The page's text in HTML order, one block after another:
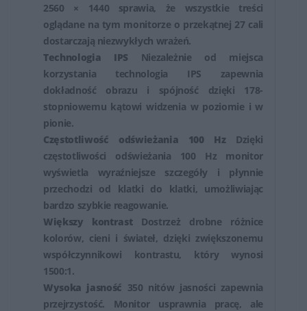
różnych zastosowań. Oferują one szeroki wybór opcji,
które mogą spełnić oczekiwania zarówno zwykłych
użytkowników, jak i profesjonalistów potrzebujących
wysokiej jakości obrazu do zadań wymagających
precyzji i dokładności.
2560 × 1440 sprawia, że wszystkie treści
oglądane na tym monitorze o przekątnej 27 cali
dostarczają niezwykłych wrażeń.
Technologia IPS Niezależnie od miejsca
korzystania technologia IPS zapewnia
dokładność obrazu i spójność dzięki 178-
stopniowemu kątowi widzenia w poziomie i w
pionie.
Częstotliwość odświeżania 100 HzDzięki
częstotliwości odświeżania 100 Hz monitor
wyświetla wyraźniejsze szczegóły i płynnie
przechodzi od klatki do klatki, umożliwiając
bardzo szybkie reagowanie.
Większy kontrastDostrzeż drobne różnice
kolorów, cieni i świateł, dzięki zwiększonemu
współczynnikowi kontrastu, który wynosi
1500:1.
Wysoka jasność 350 nitów jasności zapewnia
przejrzystość. Monitor usprawnia pracę, ale